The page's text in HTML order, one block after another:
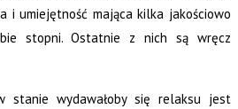
i umiejętność mająca kilka jakościowo
stopni. Ostatnie z nich są wręcz
stanie wydawałoby się relaksu jest